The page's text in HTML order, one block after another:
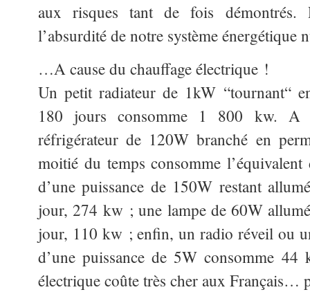
aux risques tant de fois démontrés.
l’absurdité de notre système énergétique
…A cause du chauffage électrique !
Un petit radiateur de 1kW “tournant“
180 jours consomme 1 800 kw. A
réfrigérateur de 120W branché en
moitié du temps consomme
d’une puissance de 150W restant
jour, 274 kw ; une lampe de 60W
jour, 110 kw ; enfin, un radio réveil ou
d’une puissance de 5W consomme
électrique coûte très cher aux Français…